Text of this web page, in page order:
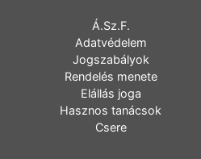
Á.Sz.F.
Adatvédelem
Jogszabályok
Rendelés menete
Elállás joga
Hasznos tanácsok
Csere